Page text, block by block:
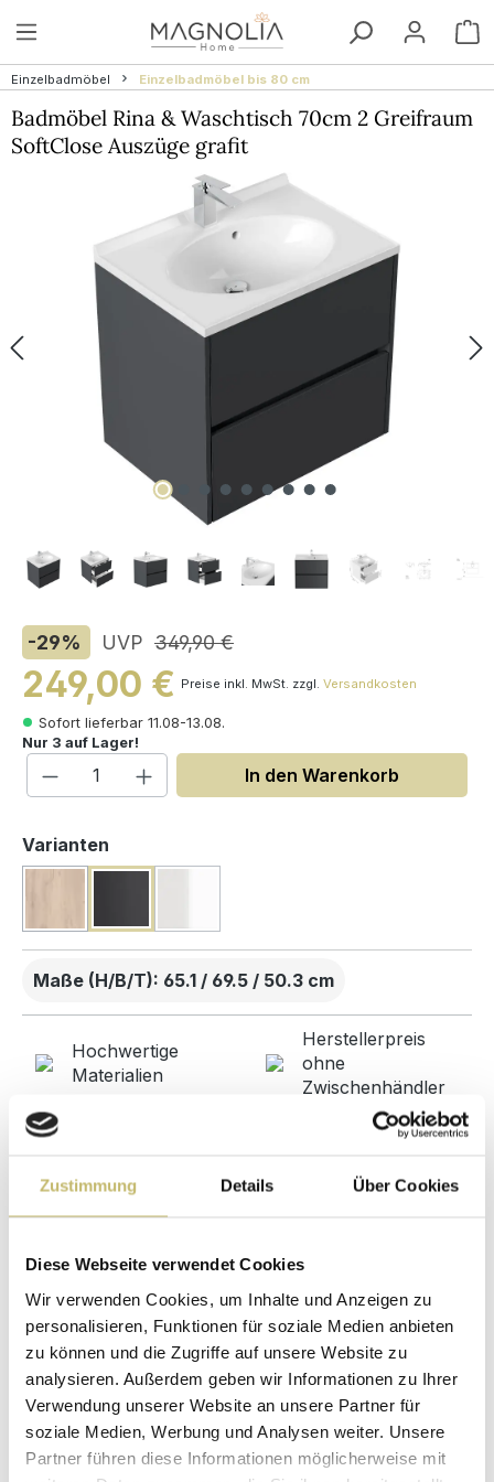
Zustimmung Details Über Cookies
Diese Webseite verwendet Cookies
Wir verwenden Cookies, um Inhalte und Anzeigen zu
personalisieren, Funktionen für soziale Medien anbieten
zu können und die Zugriffe auf unsere Website zu
analysieren. Außerdem geben wir Informationen zu Ihrer
Verwendung unserer Website an unsere Partner für
soziale Medien, Werbung und Analysen weiter. Unsere
Partner führen diese Informationen möglicherweise mit
Zum Hauptinhalt springen
Einzelbadmöbel Einzelbadmöbel bis 80 cm
Badmöbel Rina & Waschtisch 70cm 2 Greifraum
SoftClose Auszüge grafit
Bildergalerie überspringen
-29% UVP 349,90 €
249,00 € Preise inkl. MwSt. zzgl. Versandkosten
Sofort lieferbar 11.08-13.08.
Nur 3 auf Lager!
Produkt Anzahl: Gib den
In den Warenkorb
Varianten
Maße (H/B/T): 65.1 / 69.5 / 50.3 cm
Hochwertige
Materialien
Herstellerpreis
ohne
Zwischenhändler
Gut verpackt für
beschädigungsfreie
Lieferung
Produktdetails
Beschreibung
Badmöbel Qualitätsprodukt direkt ab Werk -
Designed in Germany: Wir bieten ein sehr gutes